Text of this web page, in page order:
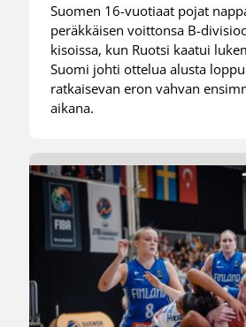
Suomen 16-vuotiaat pojat
peräkkäisen voittonsa B-
kisoissa, kun Ruotsi kaatui
Suomi johti ottelua alusta
ratkaisevan eron vahvan
aikana.